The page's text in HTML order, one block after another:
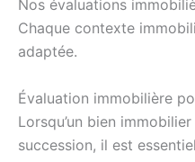
Nos évaluations
Chaque contexte
adaptée.
Évaluation immobilière
Lorsqu’un bien
succession, il est